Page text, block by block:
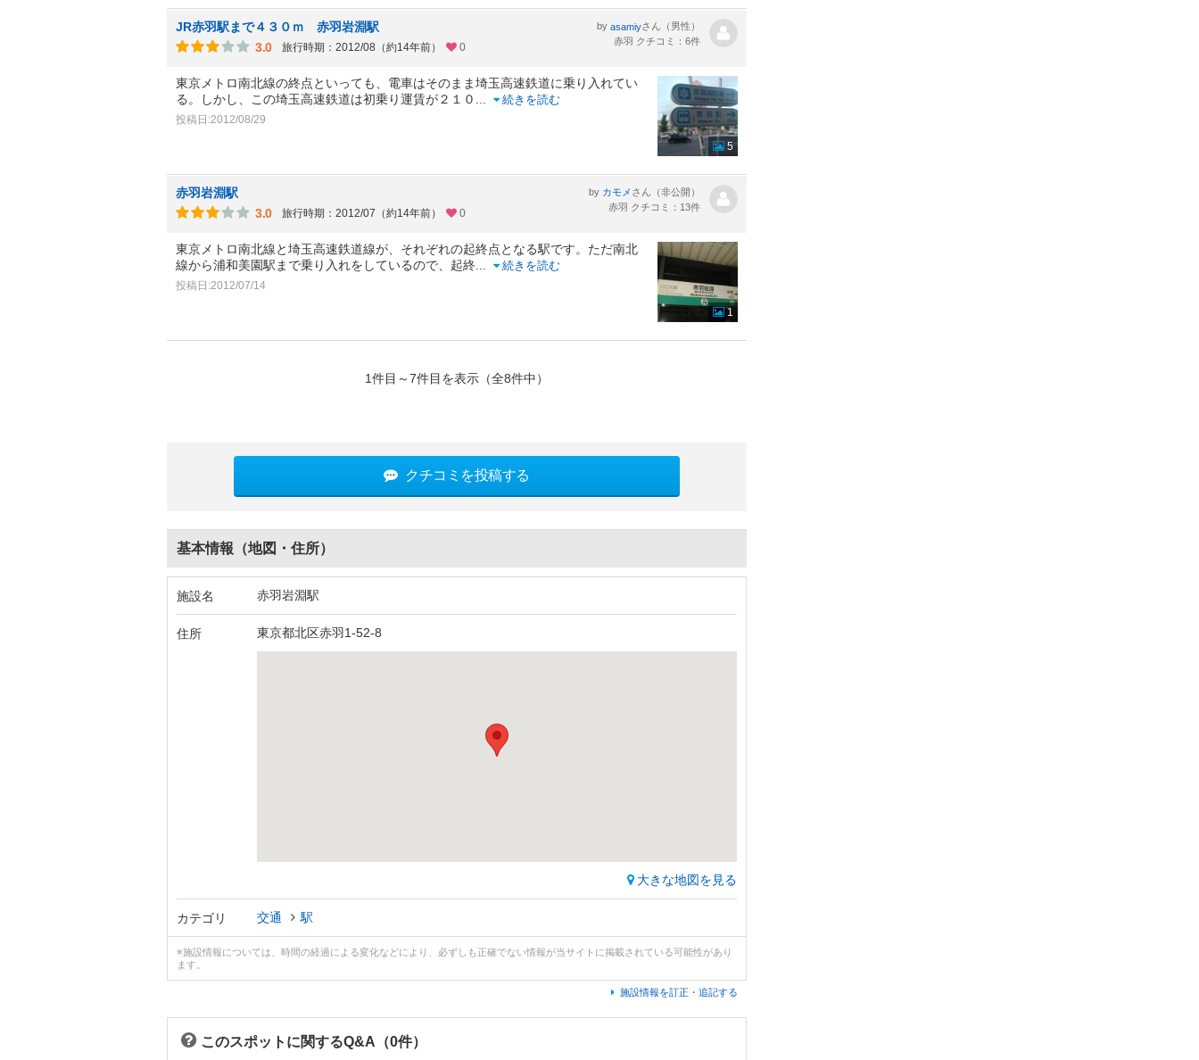
JR赤羽駅まで４３０ｍ 赤羽岩淵駅
3.0
旅行時期：2012/08（約14年前） 0
by asamiyさん（男性）
赤羽 クチコミ：6件
東京メトロ南北線の終点といっても、電車はそのまま埼玉高速鉄道に乗り入れてい
る。しかし、この埼玉高速鉄道は初乗り運賃が２１０
続きを読む
投稿日:2012/08/29
5
赤羽岩淵駅
3.0
旅行時期：2012/07（約14年前） 0
by カモメ さん（非公開）
赤羽 クチコミ：13件
東京メトロ南北線と埼玉高速鉄道線が、それぞれの起終点となる駅です。ただ南北
線から浦和美園駅まで乗り入れをしているので、起終
続きを読む
投稿日:2012/07/14
1
1件目～7件目を表示（全8件中）
クチコミを投稿する
基本情報（地図・住所）
施設名 赤羽岩淵駅
住所 東京都北区赤羽1-52-8
大きな地図を見る
カテゴリ 交通 駅
※施設情報については、時間の経過による変化などにより、必ずしも正確でない情報が当サイトに掲載されている可能性があり
ます。
施設情報を訂正・追記する
このスポットに関するQ&A（0件）